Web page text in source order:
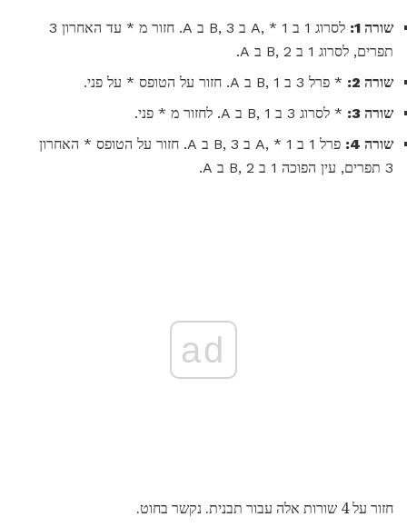
שורה 1:
לסרוג 1 ב A, * 1 ב B, 3 ב A. חזור מ * עד האחרון 3
תפרים, לסרוג 1 ב B, 2 ב A.
שורה 2:
* פרל 3 ב B, 1 ב A. חזור על הטופס * על פני.
שורה 3:
* לסרוג 3 ב B, 1 ב A. לחזור מ * פני.
שורה 4:
פרל 1 ב A, * 1 ב B, 3 ב A. חזור על הטופס * האחרון
3 תפרים, עין הפוכה 1 ב B, 2 ב A.
ad
חזור על 4 שורות אלה עבור תבנית. נקשר בחוט.